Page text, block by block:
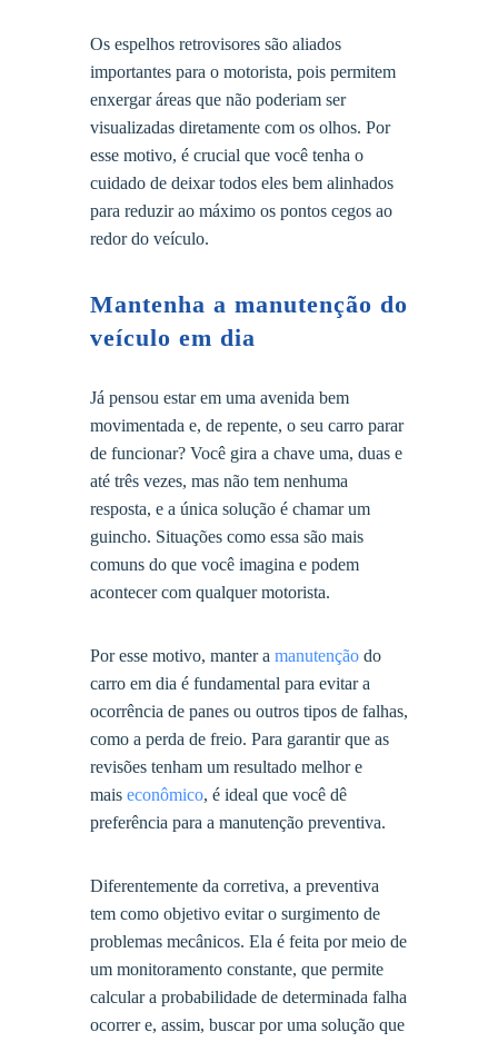
Os espelhos retrovisores são aliados
importantes para o motorista, pois permitem
enxergar áreas que não poderiam ser
visualizadas diretamente com os olhos. Por
esse motivo, é crucial que você tenha o
cuidado de deixar todos eles bem alinhados
para reduzir ao máximo os pontos cegos ao
redor do veículo.
Mantenha a manutenção do
veículo em dia
Já pensou estar em uma avenida bem
movimentada e, de repente, o seu carro parar
de funcionar? Você gira a chave uma, duas e
até três vezes, mas não tem nenhuma
resposta, e a única solução é chamar um
guincho. Situações como essa são mais
comuns do que você imagina e podem
acontecer com qualquer motorista.
Por esse motivo, manter a manutençãodo
carro em dia é fundamental para evitar a
ocorrência de panes ou outros tipos de falhas,
como a perda de freio. Para garantir que as
revisões tenham um resultado melhor e
mais econômico, é ideal que você dê
preferência para a manutenção preventiva.
Diferentemente da corretiva, a preventiva
tem como objetivo evitar o surgimento de
problemas mecânicos. Ela é feita por meio de
um monitoramento constante, que permite
calcular a probabilidade de determinada falha
ocorrer e, assim, buscar por uma solução que